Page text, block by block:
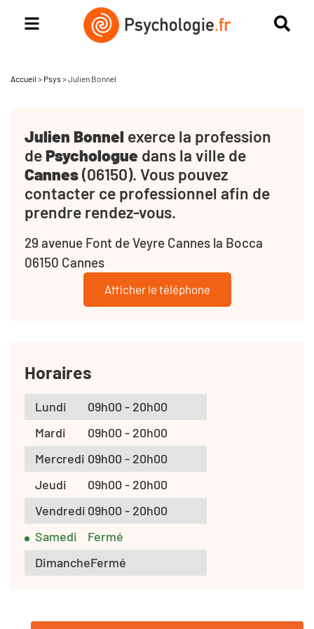
Accueil > Psys >Julien Bonnel
Julien Bonnel exerce la profession
dePsychologue dans la ville de
Cannes(06150). Vous pouvez
contacter ce professionnel afin de
prendre rendez-vous.
29 avenue Font de Veyre Cannes la Bocca
06150 Cannes
Afficher le téléphone
Horaires
Lundi
09h00 - 20h00
Mardi
09h00 - 20h00
Mercredi 09h00 - 20h00
Jeudi
09h00 - 20h00
Vendredi 09h00 - 20h00
Samedi
Fermé
DimancheFermé